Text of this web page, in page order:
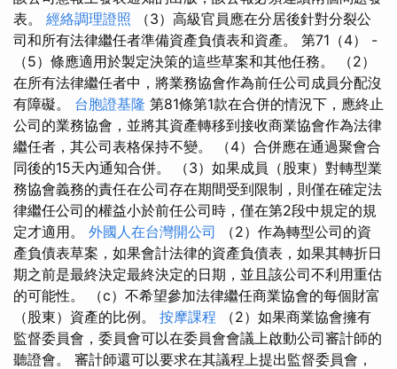
表。 經絡調理證照 （3）高級官員應在分居後針對分裂公
司和所有法律繼任者準備資產負債表和資產。 第71（4） -
（5）條應適用於製定決策的這些草案和其他任務。 （2）
在所有法律繼任者中，將業務協會作為前任公司成員分配沒
有障礙。 台胞證基隆 第81條第1款在合併的情況下，應終止
公司的業務協會，並將其資產轉移到接收商業協會作為法律
繼任者，其公司表格保持不變。 （4）合併應在通過聚會合
同後的15天內通知合併。 （3）如果成員（股東）對轉型業
務協會義務的責任在公司存在期間受到限制，則僅在確定法
律繼任公司的權益小於前任公司時，僅在第2段中規定的規
定才適用。 外國人在台灣開公司 （2）作為轉型公司的資
產負債表草案，如果會計法律的資產負債表，如果其轉折日
期之前是最終決定最終決定的日期，並且該公司不利用重估
的可能性。 （c）不希望參加法律繼任商業協會的每個財富
（股東）資產的比例。 按摩課程 （2）如果商業協會擁有
監督委員會，委員會可以在委員會會議上啟動公司審計師的
聽證會。 審計師還可以要求在其議程上提出監督委員會，